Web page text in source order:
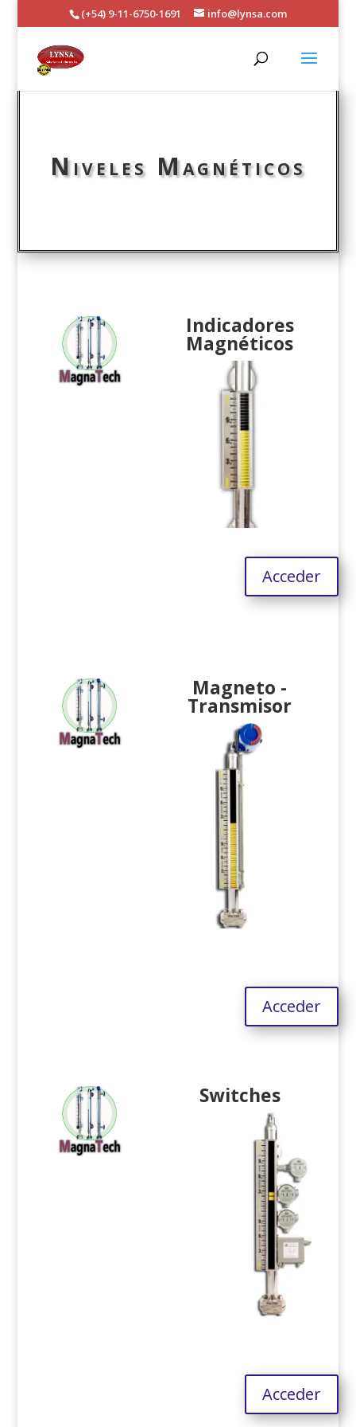
(+54) 9-11-6750-1691 info@lynsa.com
Niveles Magnéticos
Indicadores
Magnéticos
Acceder
Magneto -
Transmisor
Acceder
Switches
Acceder